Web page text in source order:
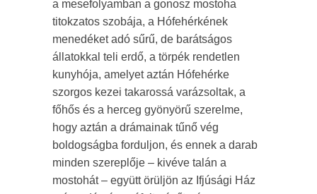
a mesefolyamban a gonosz mostoha
titokzatos szobája, a Hófehérkének
menedéket adó sűrű, de barátságos
állatokkal teli erdő, a törpék rendetlen
kunyhója, amelyet aztán Hófehérke
szorgos kezei takarossá varázsoltak, a
főhős és a herceg gyönyörű szerelme,
hogy aztán a drámainak tűnő vég
boldogságba forduljon, és ennek a darab
minden szereplője – kivéve talán a
mostohát – együtt örüljön az Ifjúsági Ház